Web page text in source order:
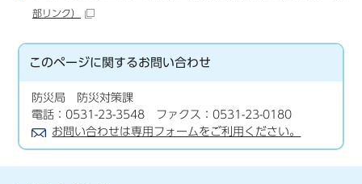
部リンク）
このページに関するお問い合わせ
防災局 防災対策課
電話：0531-23-3548 ファクス：0531-23-0180
お問い合わせは専用フォームをご利用ください。